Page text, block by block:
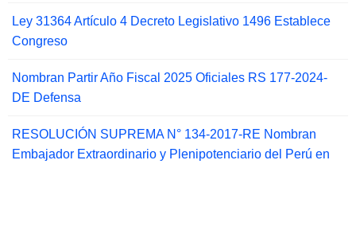
Ley 31364 Artículo 4 Decreto Legislativo 1496 Establece
Congreso
Nombran Partir Año Fiscal 2025 Oficiales RS 177-2024-
DE Defensa
RESOLUCIÓN SUPREMA N° 134-2017-RE Nombran
Embajador Extraordinario y Plenipotenciario del Perú en